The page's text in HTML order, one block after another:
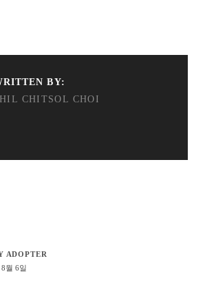
BY:
CHITSOL CHOI
ADOPTER
월 6일